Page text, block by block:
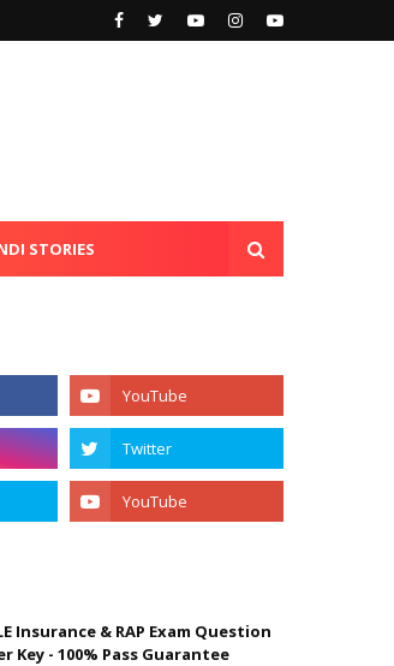
STORIES
Insurance & RAP Exam Question
Key - 100% Pass Guarantee